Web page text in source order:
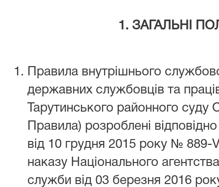
1. ЗАГАЛЬНІ
Правила внутрішнього
державних службовців та
Тарутинського районного суду
Правила) розроблені
від 10 грудня 2015 року №
наказу Національного
служби від 03 березня 2016